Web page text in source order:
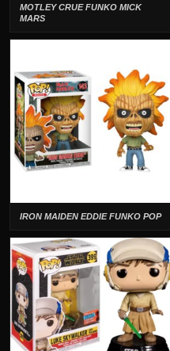
MOTLEY CRUE FUNKO MICK
MARS
IRON MAIDEN EDDIE FUNKO POP